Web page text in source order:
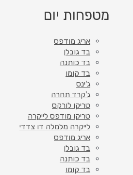
מטפחות יום
אריג מודפס
בד גובלן
בד כותנה
בד קומו
ג'ינס
ג'קרד תחרה
טריקו לורקס
טריקו מודפס לייקרה
לייקרה מלמלה דו צדדי
אריג מודפס
בד גובלן
בד כותנה
בד קומו